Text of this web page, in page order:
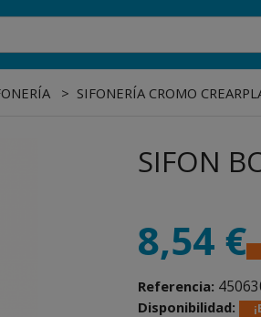
SIFONERÍA CROMO
SIFON
8,54 €
Referencia:
Disponibilidad: